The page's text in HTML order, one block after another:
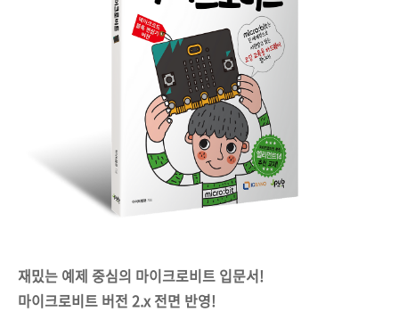
재밌는 예제 중심의 마이크로비트 입문서!
마이크로비트 버전 2.x 전면 반영!